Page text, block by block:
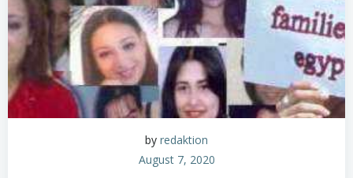
by redaktion
August 7, 2020